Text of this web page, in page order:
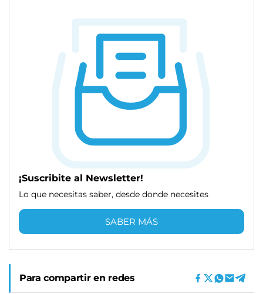
¡Suscribite al Newsletter!
Lo que necesitas saber, desde donde necesites
SABER MÁS
Para compartir en redes